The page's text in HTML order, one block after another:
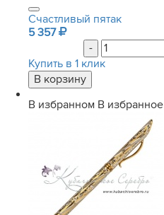
Счастливый пятак
5 357
-
Купить в 1 клик
В избранном В избранное